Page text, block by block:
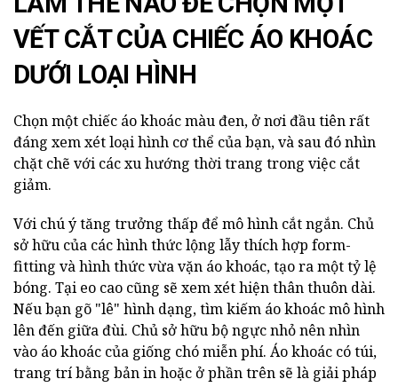
VẾT CẮT CỦA CHIẾC ÁO KHOÁC
DƯỚI LOẠI HÌNH
Chọn một chiếc áo khoác màu đen, ở nơi đầu tiên rất
đáng xem xét loại hình cơ thể của bạn, và sau đó nhìn
chặt chẽ với các xu hướng thời trang trong việc cắt
giảm.
Với chú ý tăng trưởng thấp để mô hình cắt ngắn. Chủ
sở hữu của các hình thức lộng lẫy thích hợp form-
fitting và hình thức vừa vặn áo khoác, tạo ra một tỷ lệ
bóng. Tại eo cao cũng sẽ xem xét hiện thân thuôn dài.
Nếu bạn gõ "lê" hình dạng, tìm kiếm áo khoác mô hình
lên đến giữa đùi. Chủ sở hữu bộ ngực nhỏ nên nhìn
vào áo khoác của giống chó miễn phí. Áo khoác có túi,
trang trí bằng bản in hoặc ở phần trên sẽ là giải pháp